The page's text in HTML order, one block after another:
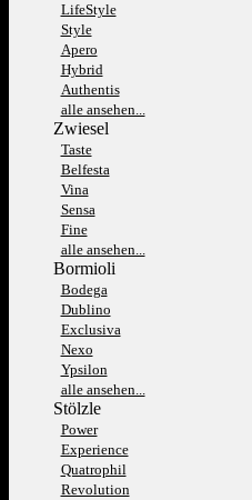
LifeStyle
Style
Apero
Hybrid
Authentis
alle ansehen...
Zwiesel
Taste
Belfesta
Vina
Sensa
Fine
alle ansehen...
Bormioli
Bodega
Dublino
Exclusiva
Nexo
Ypsilon
alle ansehen...
Stölzle
Power
Experience
Quatrophil
Revolution